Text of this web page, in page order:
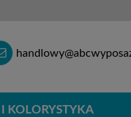
KOLORYSTYKA